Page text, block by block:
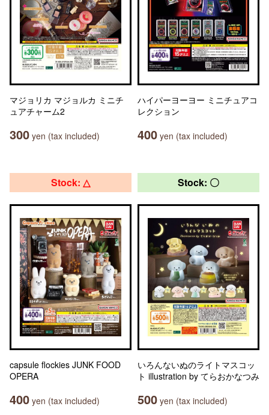
マジョリカ マジョルカ ミニチ
ュアチャーム2
300 yen (tax included)
ハイパーヨーヨー ミニチュアコ
レクション
400 yen (tax included)
Stock: △
capsule flockies JUNK FOOD
OPERA
400 yen (tax included)
Stock: 〇
いろんないぬのライトマスコッ
ト illustration by てらおかなつみ
500 yen (tax included)